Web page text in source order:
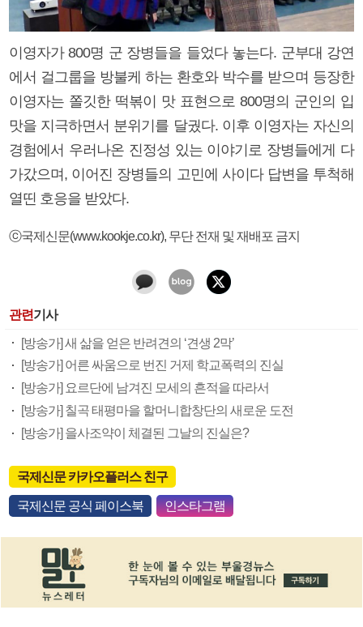
이영자가 800명 군 장병들을 들었다 놓는다. 군부대 강연
에서 걸그룹을 방불케 하는 환호와 박수를 받으며 등장한
이영자는 쫄깃한 떡볶이 맛 표현으로 800명의 군인의 입
맛을 지극하면서 분위기를 달궜다. 이후 이영자는 자신의
경험에서 우러나온 진정성 있는 이야기로 장병들에게 다
가갔으며, 이어진 장병들의 고민에 사이다 답변을 투척해
열띤 호응을 받았다.
ⓒ국제신문(www.kookje.co.kr), 무단 전재 및 재배포 금지
관련기사
[방송가] 새 삶을 얻은 반려견의 ‘견생 2막’
[방송가] 어른 싸움으로 번진 거제 학교폭력의 진실
[방송가] 요르단에 남겨진 모세의 흔적을 따라서
[방송가] 칠곡 태평마을 할머니합창단의 새로운 도전
[방송가] 을사조약이 체결된 그날의 진실은?
국제신문 카카오플러스 친구
국제신문 공식 페이스북 인스타그램